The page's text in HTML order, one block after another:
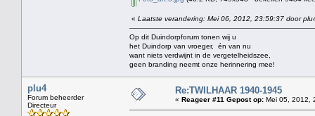
« Laatste verandering: Mei 06, 2012, 23:59:37 door
Op dit Duindorpforum tonen wij u
het Duindorp van vroeger, én van nu
want niets verdwijnt in de vergetelheidszee,
geen branding neemt onze herinnering mee!
plu4
Forum beheerder
Directeur
Re:TWILHAAR 1940-1945
« Reageer #11 Gepost op: Mei 05, 2012,